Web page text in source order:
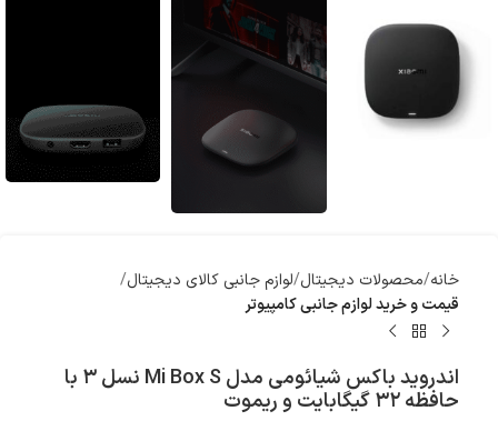
خانه محصولات دیجیتال لوازم جانبی کالای دیجیتال
قیمت و خرید لوازم جانبی کامپیوتر
اندروید باکس شیائومی مدل Mi Box S نسل ۳ با
حافظه ۳۲ گیگابایت و ریموت